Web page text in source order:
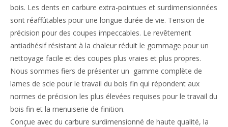
bois. Les dents en carbure extra-pointues et surdimensionnées
sont réaffûtables pour une longue durée de vie. Tension de
précision pour des coupes impeccables. Le revêtement
antiadhésif résistant à la chaleur réduit le gommage pour un
nettoyage facile et des coupes plus vraies et plus propres.
Nous sommes fiers de présenter un gamme complète de
lames de scie pour le travail du bois fin qui répondent aux
normes de précision les plus élevées requises pour le travail du
bois fin et la menuiserie de finition.
Conçue avec du carbure surdimensionné de haute qualité, la